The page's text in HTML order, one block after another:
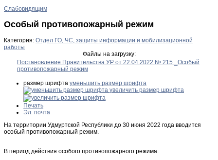
Слабовидящим
Особый противопожарный режим
Категория: Отдел ГО, ЧС, защиты информации и мобилизационной
работы
Файлы на загрузку:
Постановление Правительства УР от 22.04.2022 № 215 _Особый
противопожарный режим
размер шрифта уменьшить размер шрифта
увеличить размер шрифта
Печать
Эл. почта
На территории Удмуртской Республики до 30 июня 2022 года вводится
особый противопожарный режим.
В период действия особого противопожарного режима: